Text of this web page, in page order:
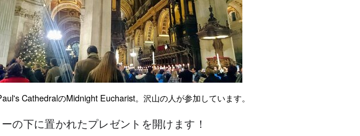
CathedralのMidnight Eucharist。沢山の人が参加しています。
の下に置かれたプレゼントを開けます！